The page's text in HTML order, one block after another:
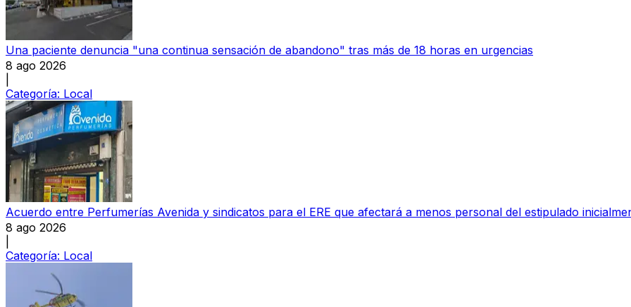
Una paciente denuncia "una continua sensación de abandono" tras más de 18 horas en urgencias
8 ago 2026
Categoría: Local
Acuerdo entre Perfumerías Avenida y sindicatos para el ERE que afectará a menos personal del estipulado
8 ago 2026
Categoría: Local